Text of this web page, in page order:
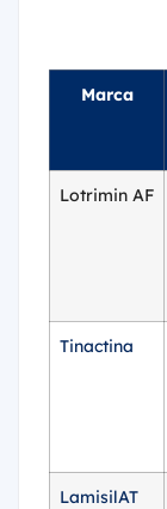
Marca
Lotrimin AF
Tinactina
LamisilAT